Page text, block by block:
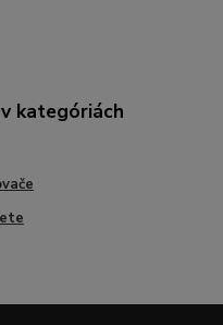
kategóriách